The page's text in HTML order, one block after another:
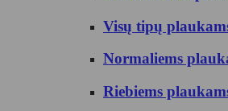
Visų tipų
Normaliems
Riebiems